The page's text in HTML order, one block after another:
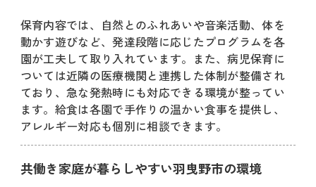
保育内容では、自然とのふれあいや音楽活動、体を
動かす遊びなど、発達段階に応じたプログラムを各
園が工夫して取り入れています。また、病児保育に
ついては近隣の医療機関と連携した体制が整備され
ており、急な発熱時にも対応できる環境が整ってい
ます。給食は各園で手作りの温かい食事を提供し、
アレルギー対応も個別に相談できます。
共働き家庭が暮らしやすい羽曳野市の環境